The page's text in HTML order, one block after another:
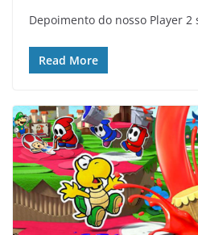
Depoimento do nosso Player
Read More